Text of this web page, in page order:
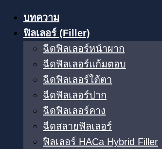
บทความ
ฟิลเลอร์ (Filler)
ฉีดฟิลเลอร์หน้าผาก
ฉีดฟิลเลอร์แก้มตอบ
ฉีดฟิลเลอร์ใต้ตา​
ฉีดฟิลเลอร์ปาก
ฉีดฟิลเลอร์คาง
ฉีดสลายฟิลเลอร์
ฟิลเลอร์ HACa Hybrid Filler